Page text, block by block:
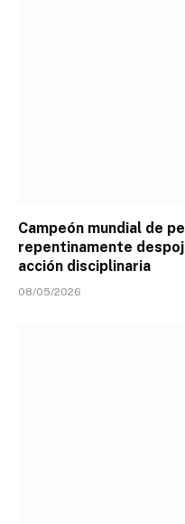
Campeón mundial de
repentinamente
acción disciplinaria
08/05/2026